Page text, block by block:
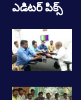
ఎడిటర్ పిక్స్